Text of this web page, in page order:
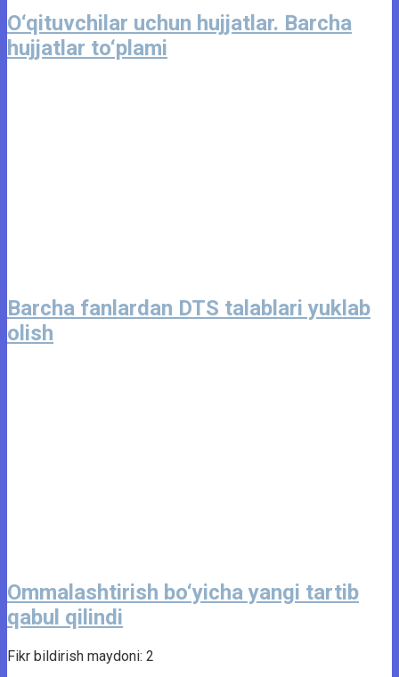
O‘qituvchilar uchun hujjatlar. Barcha
hujjatlar to‘plami
Barcha fanlardan DTS talablari yuklab
olish
Ommalashtirish bo‘yicha yangi tartib
qabul qilindi
Fikr bildirish maydoni: 2